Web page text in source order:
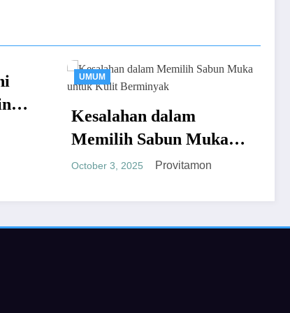
UMUM
Kesalahan dalam
Memilih Sabun Muka
untuk Kulit Berminyak
October 3, 2025 Provitamon
yang
untuk
August 16,